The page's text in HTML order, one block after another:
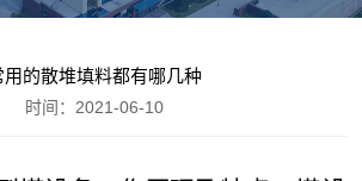
用的散堆填料都有哪几种
时间：2021-06-10